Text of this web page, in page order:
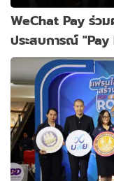
WeChat Pay ร่ว
ประสบการณ์